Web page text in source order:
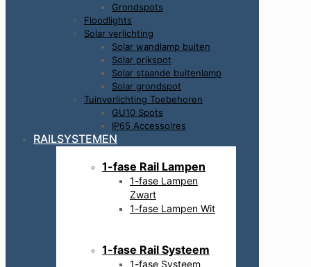
Grondspots
Floodlights
Solar verlichting
Solar wandlamp buiten
Solar prikspot
Solar staande buitenlamp
Solar grondspot
Tuinverlichting Toebehoren
GU10 Spots
IP65 Accessoires
RAILSYSTEMEN
1-fase Rail Lampen
1-fase Lampen
Zwart
1-fase Lampen Wit
1-fase Rail Systeem
1-fase Systeem